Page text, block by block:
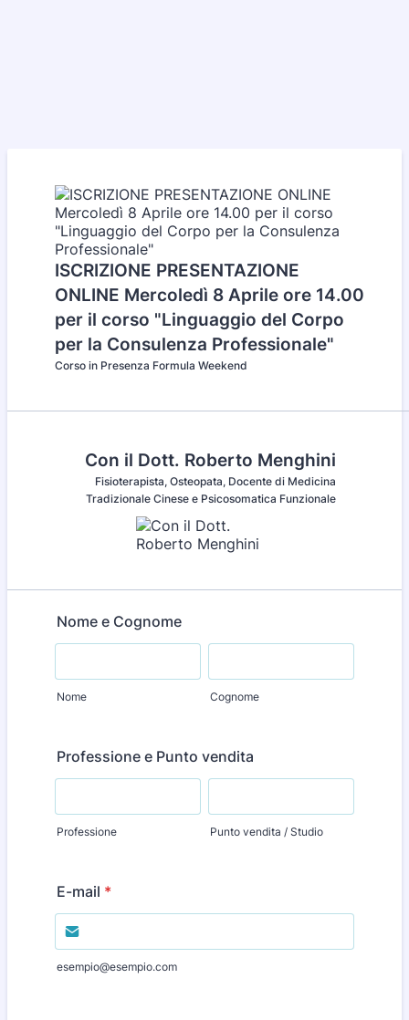
ISCRIZIONE PRESENTAZIONE
ONLINE Mercoledì 8 Aprile ore 14.00
per il corso "Linguaggio del Corpo
per la Consulenza Professionale"
Corso in Presenza Formula Weekend
Con il Dott. Roberto Menghini
Fisioterapista, Osteopata, Docente di Medicina
Tradizionale Cinese e Psicosomatica Funzionale
Nome e Cognome
Nome Cognome
Professione e Punto vendita
Professione Punto vendita / Studio
E-mail *
esempio@esempio.com